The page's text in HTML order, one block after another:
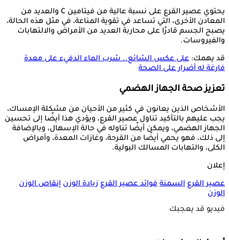
يحتوي عصير القرع على نسبة عالية من فيتامين C والعديد من
المعادن الأخرى، التي تساعد في تقوية المناعة، في مثل هذه الحالة،
يصبح الجسم قادرًا على محاربة العديد من الأمراض والالتهابات
والفيروسات.
قد يهمك: على عكس الشائع.. شرب الماء الدفيء على معدة
فارغة له أضرار على الصحة
تعزيز صحة الجهاز الهضمي
الأشخاص الذين يعانون في كثير من الأحيان من مشكلة الإمساك،
يجب عليهم بالتأكيد تناول عصير القرع، ويؤدي هذا أيضًا إلى تحسين
الجهاز الهضمي، ويمكن أيضًا تناوله في حالة الإسهال، وبالإضافة
إلى ذلك، فهو يحمي أيضًا من القرحة، وغازات المعدة، وأمراض
الكلى، والتهابات المسالك البولية.
إعلان
عصير القرع السمنة فوائد عصير القرع زيادة الوزن إنقاص الوزن
الوزن
فيديو قد يعجبك